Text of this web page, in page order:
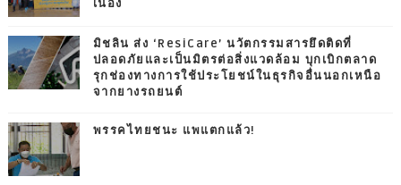
เนื่อง
มิชลิน ส่ง ‘ResiCare’ นวัตกรรมสารยึดติดที่
ปลอดภัยและเป็นมิตรต่อสิ่งแวดล้อม บุกเบิกตลาด
รุกช่องทางการใช้ประโยชน์ในธุรกิจอื่นนอกเหนือ
จากยางรถยนต์
พรรคไทยชนะ แพแตกแล้ว!